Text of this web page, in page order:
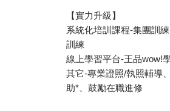
【實力升級】
系統化培訓課程-集團訓
訓練
線上學習平台-王品wow!
其它-專業證照/執照輔導
助*、鼓勵在職進修